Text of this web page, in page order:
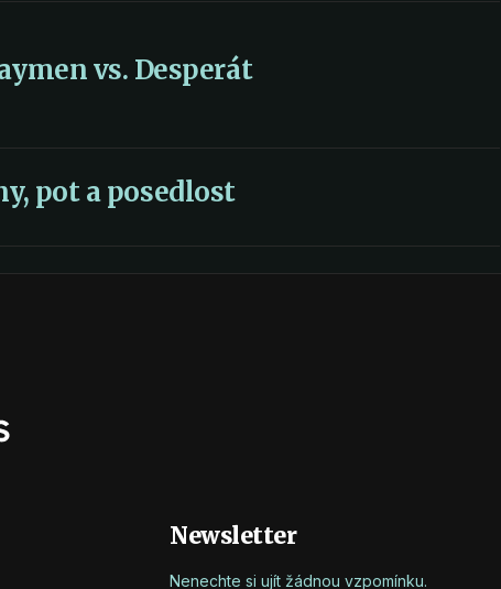
vs. Desperát
pot a posedlost
Newsletter
Nenechte si ujít žádnou vzpomínku.